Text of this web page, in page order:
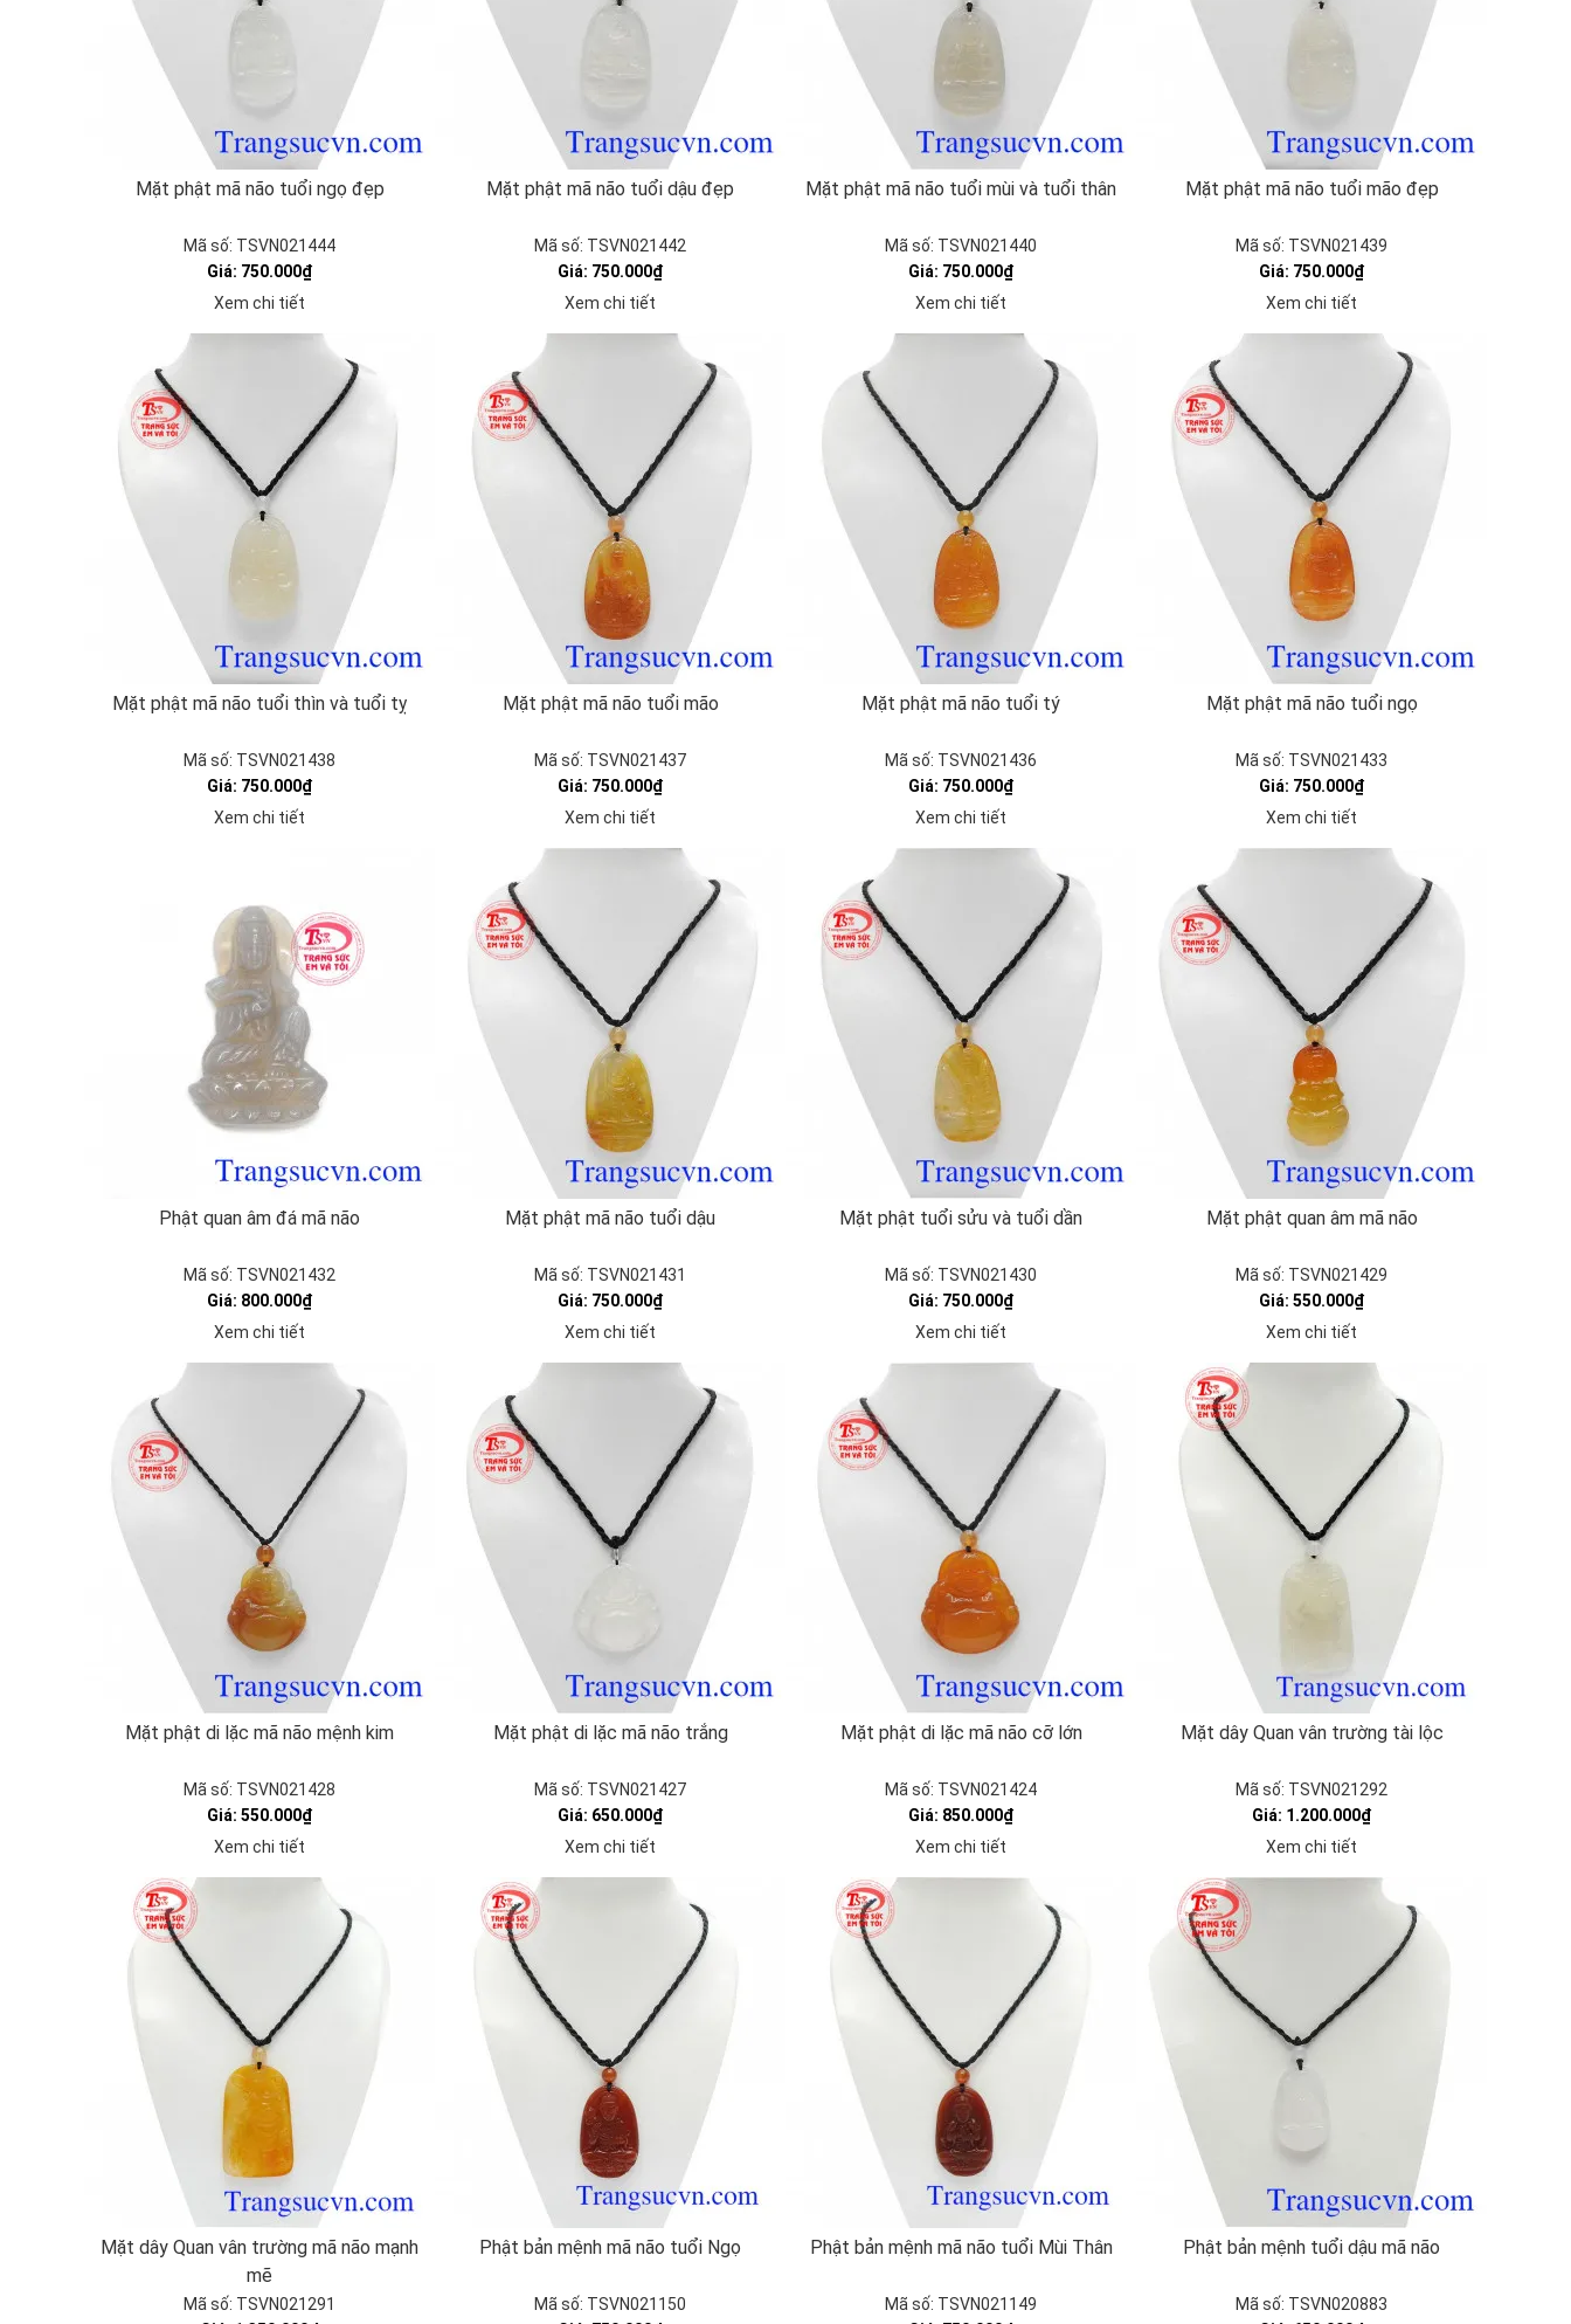
Mặt phật mã não tuổi ngọ đẹp
Mã số: TSVN021444
Giá: 750.000₫
Xem chi tiết
Mặt phật mã não tuổi dậu đẹp
Mã số: TSVN021442
Giá: 750.000₫
Xem chi tiết
Mặt phật mã não tuổi mùi và tuổi thân
Mã số: TSVN021440
Giá: 750.000₫
Xem chi tiết
Mặt phật mã não tuổi mão đẹp
Mã số: TSVN021439
Giá: 750.000₫
Xem chi tiết
Mặt phật mã não tuổi thìn và tuổi tỵ
Mã số: TSVN021438
Giá: 750.000₫
Xem chi tiết
Mặt phật mã não tuổi mão
Mã số: TSVN021437
Giá: 750.000₫
Xem chi tiết
Mặt phật mã não tuổi tý
Mã số: TSVN021436
Giá: 750.000₫
Xem chi tiết
Mặt phật mã não tuổi ngọ
Mã số: TSVN021433
Giá: 750.000₫
Xem chi tiết
Phật quan âm đá mã não
Mã số: TSVN021432
Giá: 800.000₫
Xem chi tiết
Mặt phật mã não tuổi dậu
Mã số: TSVN021431
Giá: 750.000₫
Xem chi tiết
Mặt phật tuổi sửu và tuổi dần
Mã số: TSVN021430
Giá: 750.000₫
Xem chi tiết
Mặt phật quan âm mã não
Mã số: TSVN021429
Giá: 550.000₫
Xem chi tiết
Mặt phật di lặc mã não mệnh kim
Mã số: TSVN021428
Giá: 550.000₫
Xem chi tiết
Mặt phật di lặc mã não trắng
Mã số: TSVN021427
Giá: 650.000₫
Xem chi tiết
Mặt phật di lặc mã não cỡ lớn
Mã số: TSVN021424
Giá: 850.000₫
Xem chi tiết
Mặt dây Quan vân trường tài lộc
Mã số: TSVN021292
Giá: 1.200.000₫
Xem chi tiết
Mặt dây Quan vân trường mã não mạnh
mẽ
Mã số: TSVN021291
Phật bản mệnh mã não tuổi Ngọ
Mã số: TSVN021150
Phật bản mệnh mã não tuổi Mùi Thân
Mã số: TSVN021149
Phật bản mệnh tuổi dậu mã não
Mã số: TSVN020883